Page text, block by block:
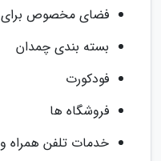
فضای مخصوص برای
بسته بندی چمدان
فودکورت
فروشگاه ها
خدمات تلفن همراه